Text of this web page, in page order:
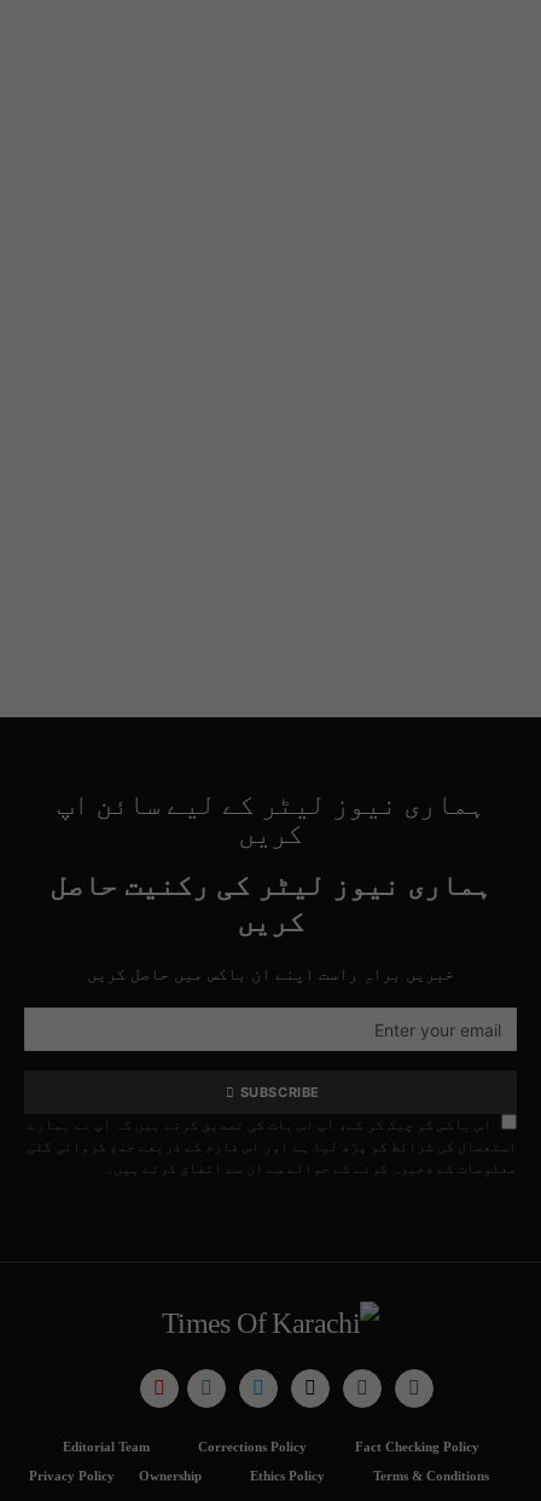
ہماری نیوز لیٹر کے لیے سائن اپ
کریں
ہماری نیوز لیٹر کی رکنیت حاصل
کریں
خبریں براہِ راست اپنے ان باکس میں حاصل کریں
SUBSCRIBE
اس باکس کو چیک کر کے، آپ اس بات کی تصدیق کرتے ہیں کہ آپ نے ہمارے
استعمال کی شرائط کو پڑھ لیا ہے اور اس فارم کے ذریعے جمع کروائی گئی
معلومات کے ذخیرہ کرنے کے حوالے سے ان سے اتفاق کرتے ہیں۔
Fact Checking Policy
Corrections Policy
Editorial Team
Terms & Conditions
Ethics Policy
Ownership
Privacy Policy